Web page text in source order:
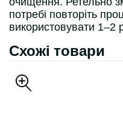
потребі повторіть
використовувати 1–2
Схожі товари